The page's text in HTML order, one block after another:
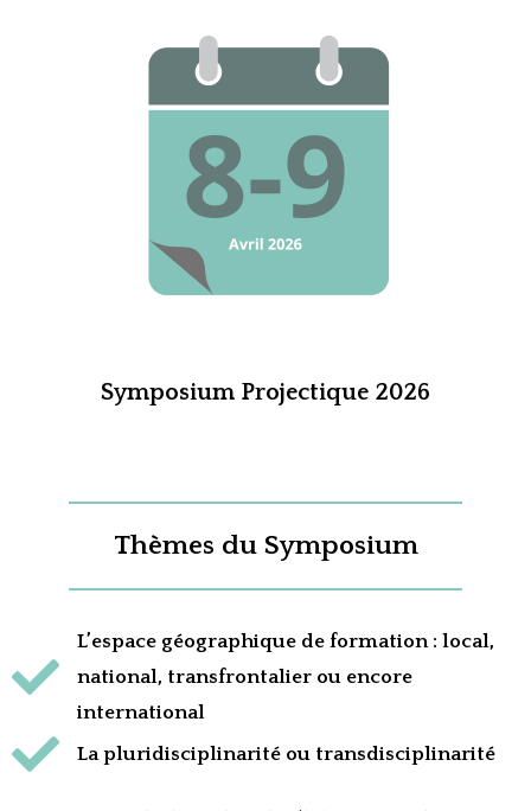
Symposium Projectique 2026
Thèmes du Symposium
L’espace géographique de formation : local,
national, transfrontalier ou encore
international
La pluridisciplinarité ou transdisciplinarité